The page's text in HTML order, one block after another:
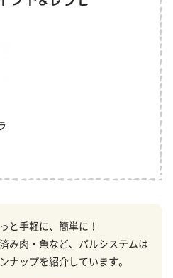
と手軽に、簡単に！
み肉・魚など、パルシステムは
ナップを紹介しています。